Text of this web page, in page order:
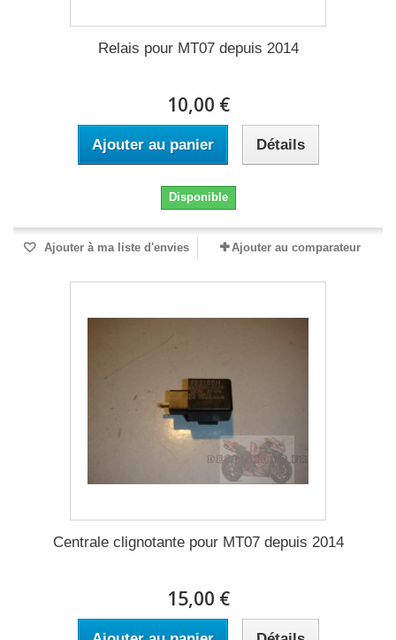
Relais pour MT07 depuis 2014
10,00 €
Ajouter au panier Détails
Disponible
Ajouter à ma liste d'envies Ajouter au comparateur
Centrale clignotante pour MT07 depuis 2014
15,00 €